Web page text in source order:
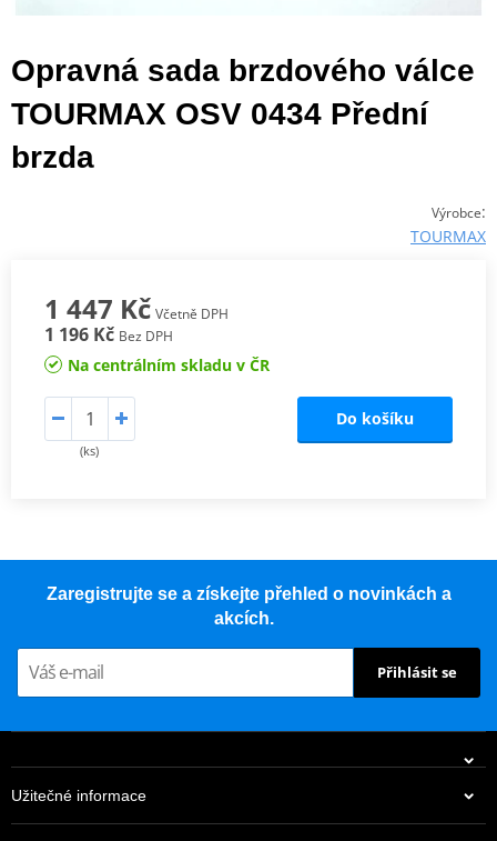
Opravná sada brzdového válce
TOURMAX OSV 0434 Přední
brzda
Výrobce:
TOURMAX
1 447 Kč Včetně DPH
1 196 Kč Bez DPH
Na centrálním skladu v ČR
(ks)
Do košíku
Zaregistrujte se a získejte přehled o novinkách a
akcích.
Přihlásit se
Užitečné informace